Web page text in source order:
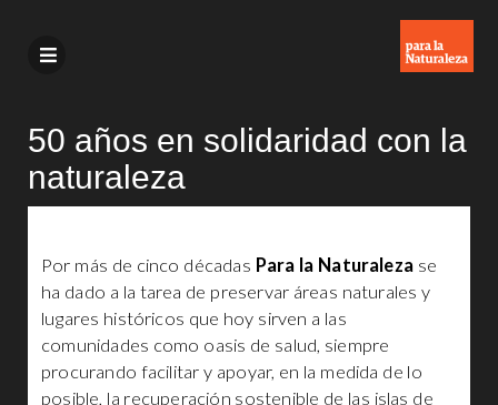
50 años en solidaridad con la
naturaleza
Por más de cinco décadas Para la Naturaleza se
ha dado a la tarea de preservar áreas naturales y
lugares históricos que hoy sirven a las
comunidades como oasis de salud, siempre
procurando facilitar y apoyar, en la medida de lo
posible, la recuperación sostenible de las islas de